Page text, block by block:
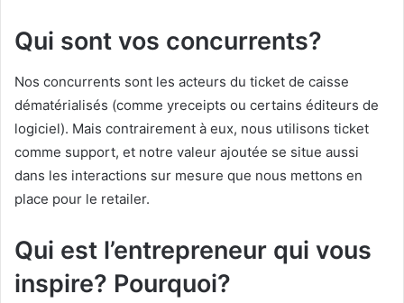
Qui sont vos concurrents?
Nos concurrents sont les acteurs du ticket de caisse
dématérialisés (comme yreceipts ou certains éditeurs de
logiciel). Mais contrairement à eux, nous utilisons ticket
comme support, et notre valeur ajoutée se situe aussi
dans les interactions sur mesure que nous mettons en
place pour le retailer.
Qui est l’entrepreneur qui vous
inspire? Pourquoi?